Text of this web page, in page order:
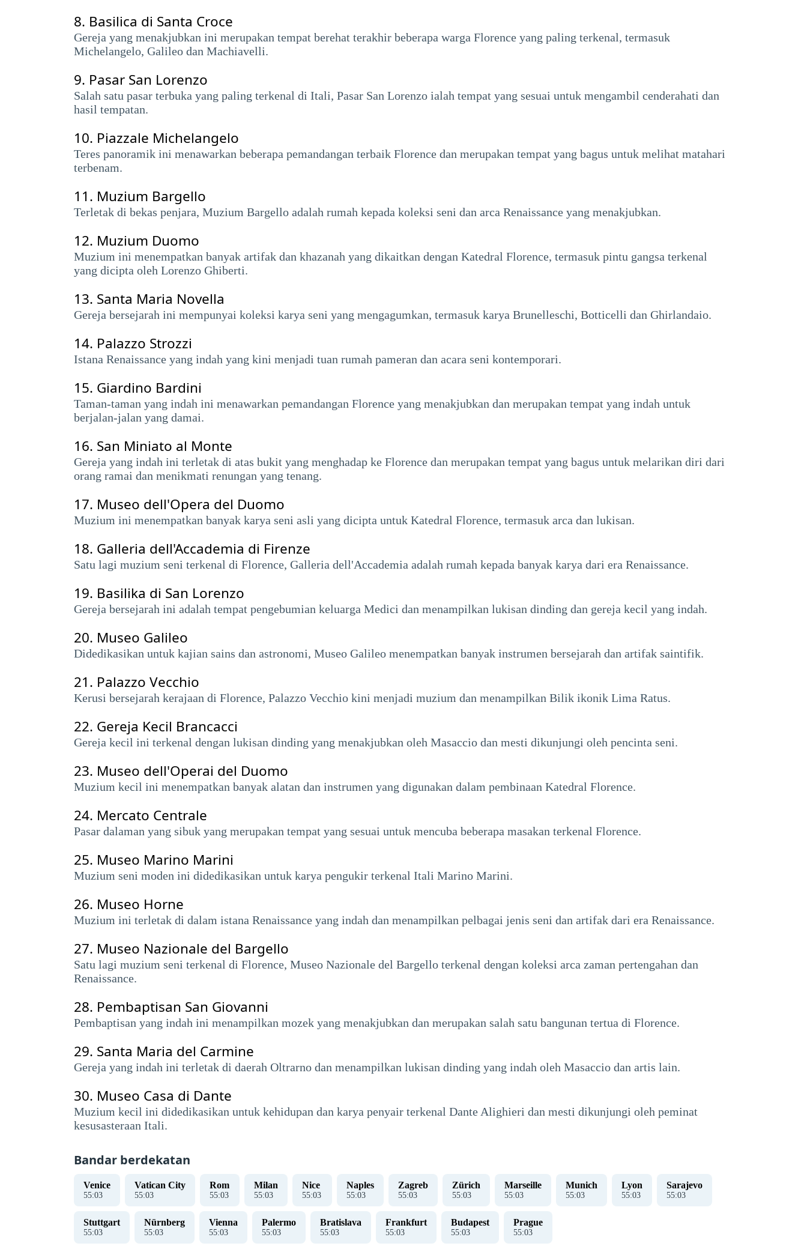
8. Basilica di Santa Croce
Gereja yang menakjubkan ini merupakan tempat berehat terakhir beberapa warga Florence yang paling terkenal, termasuk
Michelangelo, Galileo dan Machiavelli.
9. Pasar San Lorenzo
Salah satu pasar terbuka yang paling terkenal di Itali, Pasar San Lorenzo ialah tempat yang sesuai untuk mengambil cenderahati dan
hasil tempatan.
10. Piazzale Michelangelo
Teres panoramik ini menawarkan beberapa pemandangan terbaik Florence dan merupakan tempat yang bagus untuk melihat matahari
terbenam.
11. Muzium Bargello
Terletak di bekas penjara, Muzium Bargello adalah rumah kepada koleksi seni dan arca Renaissance yang menakjubkan.
12. Muzium Duomo
Muzium ini menempatkan banyak artifak dan khazanah yang dikaitkan dengan Katedral Florence, termasuk pintu gangsa terkenal
yang dicipta oleh Lorenzo Ghiberti.
13. Santa Maria Novella
Gereja bersejarah ini mempunyai koleksi karya seni yang mengagumkan, termasuk karya Brunelleschi, Botticelli dan Ghirlandaio.
14. Palazzo Strozzi
Istana Renaissance yang indah yang kini menjadi tuan rumah pameran dan acara seni kontemporari.
15. Giardino Bardini
Taman-taman yang indah ini menawarkan pemandangan Florence yang menakjubkan dan merupakan tempat yang indah untuk
berjalan-jalan yang damai.
16. San Miniato al Monte
Gereja yang indah ini terletak di atas bukit yang menghadap ke Florence dan merupakan tempat yang bagus untuk melarikan diri dari
orang ramai dan menikmati renungan yang tenang.
17. Museo dell'Opera del Duomo
Muzium ini menempatkan banyak karya seni asli yang dicipta untuk Katedral Florence, termasuk arca dan lukisan.
18. Galleria dell'Accademia di Firenze
Satu lagi muzium seni terkenal di Florence, Galleria dell'Accademia adalah rumah kepada banyak karya dari era Renaissance.
19. Basilika di San Lorenzo
Gereja bersejarah ini adalah tempat pengebumian keluarga Medici dan menampilkan lukisan dinding dan gereja kecil yang indah.
20. Museo Galileo
Didedikasikan untuk kajian sains dan astronomi, Museo Galileo menempatkan banyak instrumen bersejarah dan artifak saintifik.
21. Palazzo Vecchio
Kerusi bersejarah kerajaan di Florence, Palazzo Vecchio kini menjadi muzium dan menampilkan Bilik ikonik Lima Ratus.
22. Gereja Kecil Brancacci
Gereja kecil ini terkenal dengan lukisan dinding yang menakjubkan oleh Masaccio dan mesti dikunjungi oleh pencinta seni.
23. Museo dell'Operai del Duomo
Muzium kecil ini menempatkan banyak alatan dan instrumen yang digunakan dalam pembinaan Katedral Florence.
24. Mercato Centrale
Pasar dalaman yang sibuk yang merupakan tempat yang sesuai untuk mencuba beberapa masakan terkenal Florence.
25. Museo Marino Marini
Muzium seni moden ini didedikasikan untuk karya pengukir terkenal Itali Marino Marini.
26. Museo Horne
Muzium ini terletak di dalam istana Renaissance yang indah dan menampilkan pelbagai jenis seni dan artifak dari era Renaissance.
27. Museo Nazionale del Bargello
Satu lagi muzium seni terkenal di Florence, Museo Nazionale del Bargello terkenal dengan koleksi arca zaman pertengahan dan
Renaissance.
28. Pembaptisan San Giovanni
Pembaptisan yang indah ini menampilkan mozek yang menakjubkan dan merupakan salah satu bangunan tertua di Florence.
29. Santa Maria del Carmine
Gereja yang indah ini terletak di daerah Oltrarno dan menampilkan lukisan dinding yang indah oleh Masaccio dan artis lain.
30. Museo Casa di Dante
Muzium kecil ini didedikasikan untuk kehidupan dan karya penyair terkenal Dante Alighieri dan mesti dikunjungi oleh peminat
kesusasteraan Itali.
Bandar berdekatan
Venice
55:04
Vatican City
55:04
Rom
55:04
Milan
55:04
Nice
55:04
Naples
55:04
Zagreb
55:04
Zürich
55:04
Marseille
55:04
Munich
55:04
Lyon
55:04
Sarajevo
55:04
Stuttgart
55:04
Nürnberg
55:04
Vienna
55:04
Palermo
55:04
Bratislava
55:04
Frankfurt
55:04
Budapest
55:04
Prague
55:04